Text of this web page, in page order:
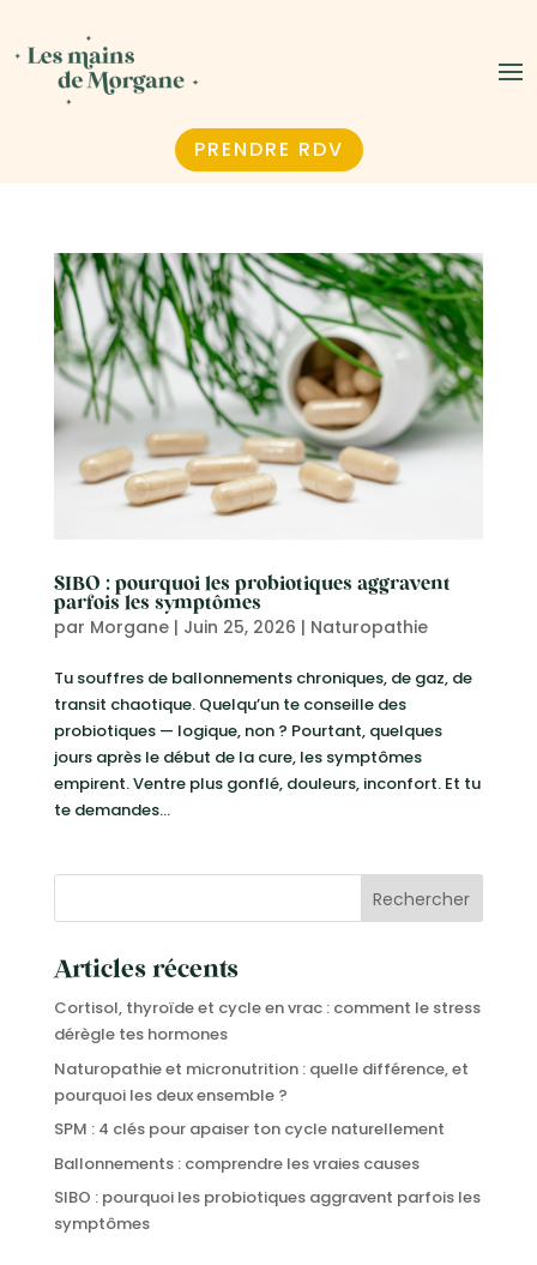
PRENDRE RDV
SIBO : pourquoi les probiotiques aggravent
parfois les symptômes
par Morgane| Juin 25, 2026 | Naturopathie
Tu souffres de ballonnements chroniques, de gaz, de
transit chaotique. Quelqu’un te conseille des
probiotiques — logique, non ? Pourtant, quelques
jours après le début de la cure, les symptômes
empirent. Ventre plus gonflé, douleurs, inconfort. Et tu
te demandes...
Rechercher
Articles récents
Cortisol, thyroïde et cycle en vrac : comment le stress
dérègle tes hormones
Naturopathie et micronutrition : quelle différence, et
pourquoi les deux ensemble ?
SPM : 4 clés pour apaiser ton cycle naturellement
Ballonnements : comprendre les vraies causes
SIBO : pourquoi les probiotiques aggravent parfois les
symptômes